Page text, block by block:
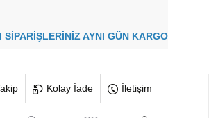
AYNI GÜN KARGO
Kolay İade İletişim